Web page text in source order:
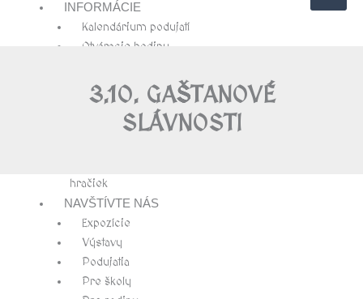
INFORMÁCIE
Kalendárium podujatí
Otváracie hodiny
Kontakty
Návštevnícky poriadok
hračiek
NAVŠTÍVTE NÁS
Expozície
Výstavy
Podujatia
Pre školy
3.10. GAŠTANOVÉ
SLÁVNOSTI